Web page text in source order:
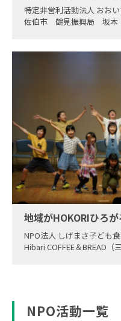
特定非営利活動法人 おお
佐伯市 鶴見振興局 坂
地域がHOKORIひろ
NPO法人 しげまさ子ども
Hibari COFFEE＆BREAD（
NPO活動一覧